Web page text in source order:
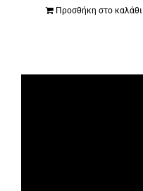
Προσθήκη στο καλάθι